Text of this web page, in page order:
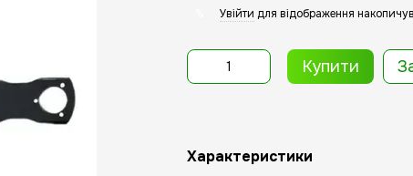
Увійти для відображення
Купити
Характеристики